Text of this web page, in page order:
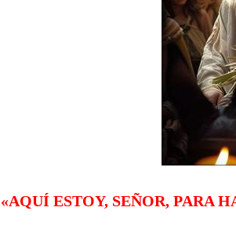
«AQUÍ ESTOY, SEÑOR, PARA